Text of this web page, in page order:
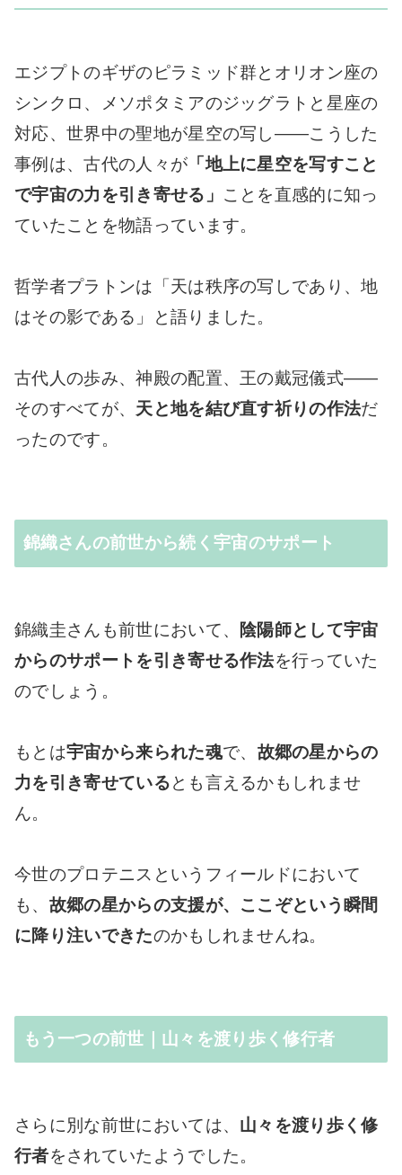
エジプトのギザのピラミッド群とオリオン座の
シンクロ、メソポタミアのジッグラトと星座の
対応、世界中の聖地が星空の写し――こうした
事例は、古代の人々が 「地上に星空を写すこと
で宇宙の力を引き寄せる」 ことを直感的に知っ
ていたことを物語っています。
哲学者プラトンは「天は秩序の写しであり、地
はその影である」と語りました。
古代人の歩み、神殿の配置、王の戴冠儀式――
そのすべてが、 天と地を結び直す祈りの作法だ
ったのです。
錦織さんの前世から続く宇宙のサポート
錦織圭さんも前世において、
陰陽師として宇宙
からのサポートを引き寄せる作法を行っていた
のでしょう。
もとは宇宙から来られた魂で、 故郷の星からの
力を引き寄せているとも言えるかもしれませ
ん。
今世のプロテニスというフィールドにおいて
も、 故郷の星からの支援が、ここぞという瞬間
に降り注いできたのかもしれませんね。
もう一つの前世｜山々を渡り歩く修行者
さらに別な前世においては、 山々を渡り歩く修
行者をされていたようでした。